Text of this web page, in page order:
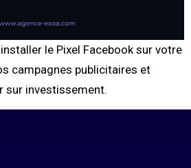
le Pixel Facebook sur votre
campagnes publicitaires et
sur investissement.